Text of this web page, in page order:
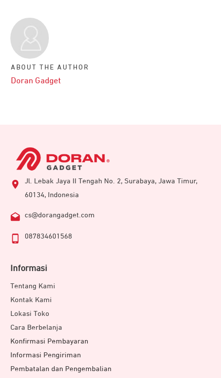
ABOUT THE AUTHOR
Doran Gadget
Jl. Lebak Jaya II Tengah No. 2, Surabaya, Jawa Timur,
60134, Indonesia
cs@dorangadget.com
087834601568
Informasi
Tentang Kami
Kontak Kami
Lokasi Toko
Cara Berbelanja
Konfirmasi Pembayaran
Informasi Pengiriman
Pembatalan dan Pengembalian